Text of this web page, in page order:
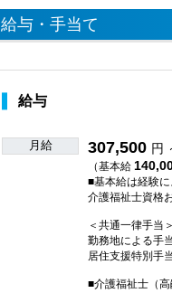
給与・手当て
給与
月給 307,500 円
（基本給
■基本給は経験
介護福祉士資格
＜共通一律手当＞
勤務地による手
居住支援特別手
■介護福祉士（高